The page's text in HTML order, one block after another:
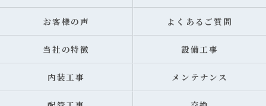
お客様の声 よくあるご質問
当社の特徴 設備工事
内装工事 メンテナンス